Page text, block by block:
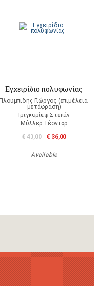
Εγχειρίδιο πολυφωνίας
Πλουμπίδης Γιώργος (επιμέλεια-
μετάφραση)
Γριγκορίεφ Στεπάν
Μύλλερ Τέοντορ
€ 40,00
€ 36,00
Available